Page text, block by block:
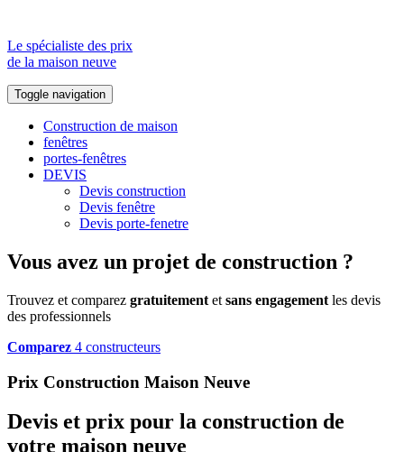
Le spécialiste des prix
de la maison neuve
Toggle navigation
Construction de maison
fenêtres
portes-fenêtres
DEVIS
Devis construction
Devis fenêtre
Devis porte-fenetre
Vous avez un projet de construction ?
Trouvez et comparez gratuitement et sans engagement les devis
des professionnels
Comparez 4 constructeurs
Prix Construction Maison Neuve
Devis et prix pour la construction de
votre maison neuve